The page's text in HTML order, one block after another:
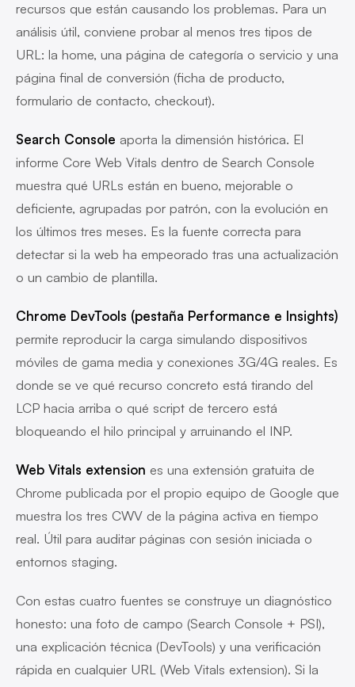
recursos que están causando los problemas. Para un
análisis útil, conviene probar al menos tres tipos de
URL: la home, una página de categoría o servicio y una
página final de conversión (ficha de producto,
formulario de contacto, checkout).
Search Console aporta la dimensión histórica. El
informe Core Web Vitals dentro de Search Console
muestra qué URLs están en bueno, mejorable o
deficiente, agrupadas por patrón, con la evolución en
los últimos tres meses. Es la fuente correcta para
detectar si la web ha empeorado tras una actualización
o un cambio de plantilla.
Chrome DevTools (pestaña Performance e Insights)
permite reproducir la carga simulando dispositivos
móviles de gama media y conexiones 3G/4G reales. Es
donde se ve qué recurso concreto está tirando del
LCP hacia arriba o qué script de tercero está
bloqueando el hilo principal y arruinando el INP.
Web Vitals extension es una extensión gratuita de
Chrome publicada por el propio equipo de Google que
muestra los tres CWV de la página activa en tiempo
real. Útil para auditar páginas con sesión iniciada o
entornos staging.
Con estas cuatro fuentes se construye un diagnóstico
honesto: una foto de campo (Search Console + PSI),
una explicación técnica (DevTools) y una verificación
rápida en cualquier URL (Web Vitals extension). Si la